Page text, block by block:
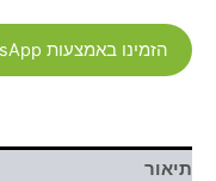
הזמינו באמצעות WhatsApp
תיאור